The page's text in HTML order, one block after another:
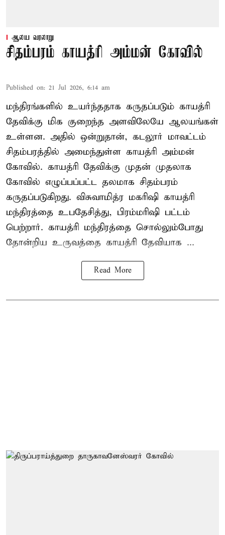
ஆலய வரலாறு
சிதம்பரம் காயத்ரி அம்மன் கோவில்
Published on: 21 Jul 2026, 6:14 am
மந்திரங்களில் உயர்ந்ததாக கருதப்படும் காயத்ரி
தேவிக்கு மிக குறைந்த அளவிலேயே ஆலயங்கள்
உள்ளன. அதில் ஒன்றுதான், கடலூர் மாவட்டம்
சிதம்பரத்தில் அமைந்துள்ள காயத்ரி அம்மன்
கோவில். காயத்ரி தேவிக்கு முதன் முதலாக
கோவில் எழுப்பப்பட்ட தலமாக சிதம்பரம்
கருதப்படுகிறது. விசுவாமித்ர மகரிஷி காயத்ரி
மந்திரத்தை உபதேசித்து, பிரம்மரிஷி பட்டம்
பெற்றார். காயத்ரி மந்திரத்தை சொல்லும்போது
தோன்றிய உருவத்தை காயத்ரி தேவியாக ...
Read More